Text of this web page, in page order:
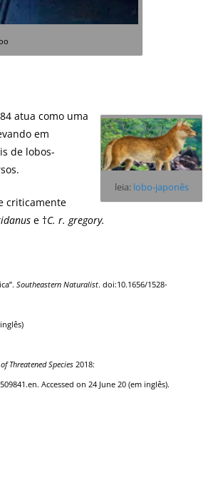
leia: lobo-japonês
atua como uma
em
de lobos-
criticamente
e †C. r. gregory.
Southeastern Naturalist. doi:10.1656/1528-
Threatened Species 2018:
. Accessed on 24 June 20 (em inglês).